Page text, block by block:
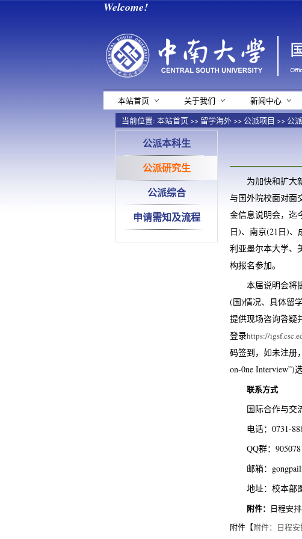
Welcome!
本站首页 关于我们 新闻中心
当前位置: 本站首页>> 留学海外>> 公派项目 >> 公
公派本科生
公派研究生
公派综合
申请需知及流程
为加快和扩大
与国外院校面对面
金信息说明会，迄
日)、南京(21日)
利亚墨尔本大学、
构报名参加。
本届说明会将
(国)情况、具体留
提供现场咨询答疑
登录https://
码签到，如未注册
on-0ne Interview”)
联系方式
国际合作与交
电话：0731-
QQ群：
邮箱：
地址：校本部
附件： 日程安
附件【附件：日程